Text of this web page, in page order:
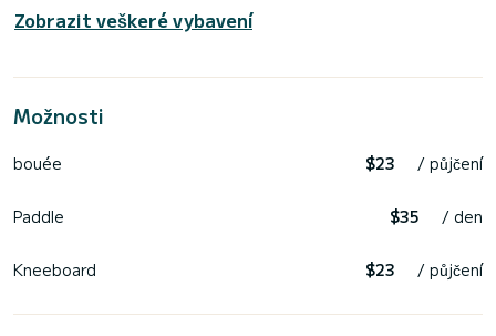
Zobrazit veškeré vybavení
Možnosti
bouée $23 / půjčení
Paddle $35 / den
Kneeboard $23 / půjčení